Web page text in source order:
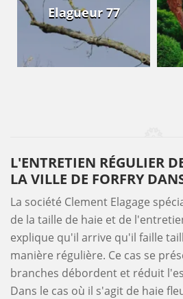
Elagueur 77
L'ENTRETIEN RÉGULIER
LA VILLE DE FORFRY
La société Clement Elagage
de la taille de haie et de
explique qu'il arrive qu'il faille
manière régulière. Ce cas se
branches débordent et réduit
Dans le cas où il s'agit de haie